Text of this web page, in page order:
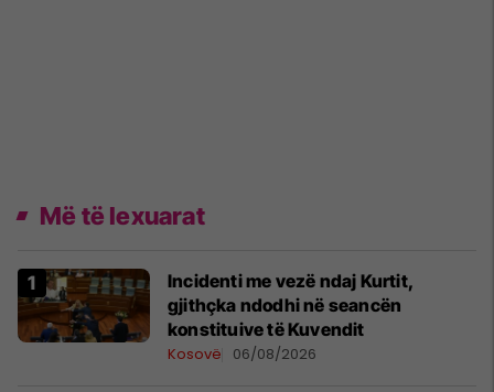
Më të lexuarat
Incidenti me vezë ndaj Kurtit,
gjithçka ndodhi në seancën
konstituive të Kuvendit
Kosovë 06/08/2026